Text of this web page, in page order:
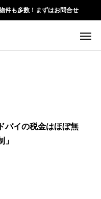
件も多数！まずはお問合せ
バイの税金はほぼ無